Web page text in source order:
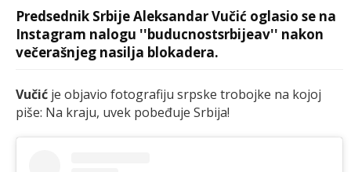
Predsednik Srbije Aleksandar Vučić oglasio se na
Instagram nalogu ''buducnostsrbijeav'' nakon
večerašnjeg nasilja blokadera.
Vučić je objavio fotografiju srpske trobojke na kojoj
piše: Na kraju, uvek pobeđuje Srbija!